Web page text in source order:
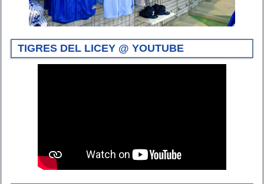
TIGRES DEL LICEY @ YOUTUBE